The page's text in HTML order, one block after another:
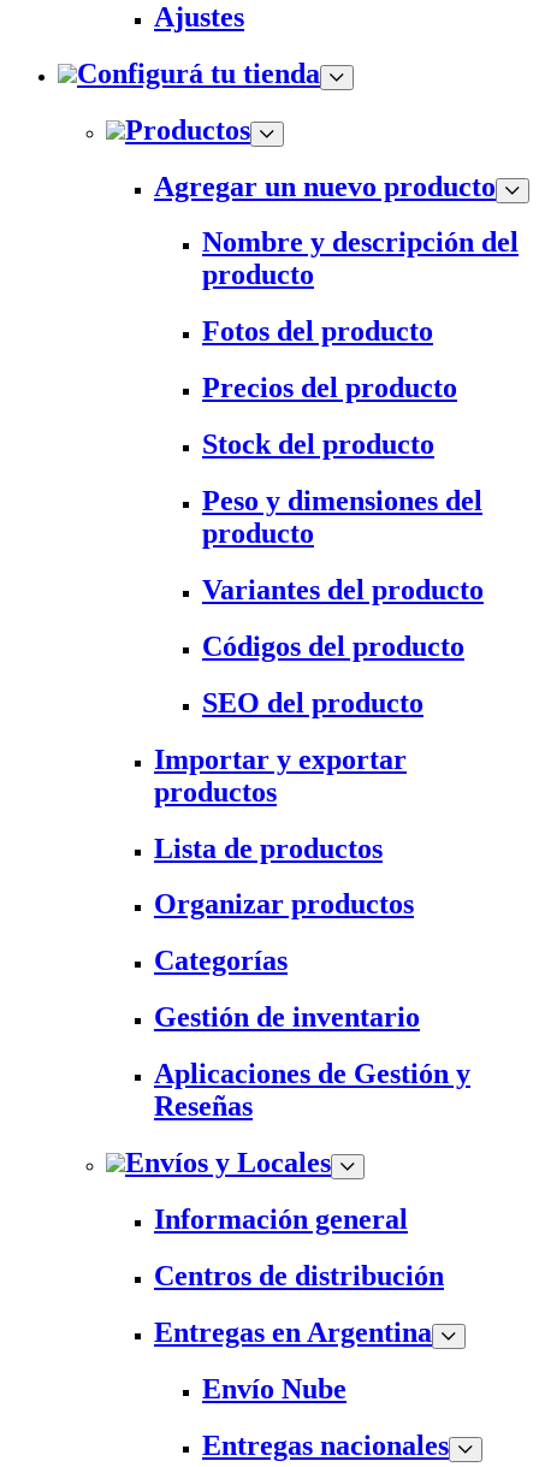
Ajustes
Configurá tu tienda
Productos
Agregar un nuevo producto
Nombre y descripción del
producto
Fotos del producto
Precios del producto
Stock del producto
Peso y dimensiones del
producto
Variantes del producto
Códigos del producto
SEO del producto
Importar y exportar
productos
Lista de productos
Organizar productos
Categorías
Gestión de inventario
Aplicaciones de Gestión y
Reseñas
Envíos y Locales
Información general
Centros de distribución
Entregas en Argentina
Envío Nube
Entregas nacionales